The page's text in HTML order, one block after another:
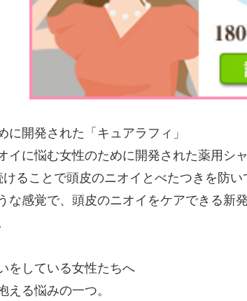
開発された「キュアラフィ」
イに悩む女性のために開発された薬用シ
ることで頭皮のニオイとべたつきを防い
な感覚で、頭皮のニオイをケアできる新
をしている女性たちへ
る悩みの一つ。